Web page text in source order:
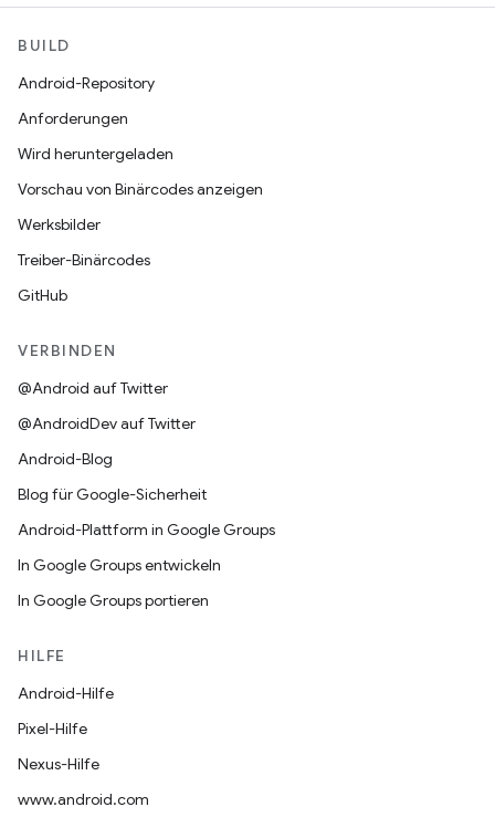
BUILD
Android-Repository
Anforderungen
Wird heruntergeladen
Vorschau von Binärcodes anzeigen
Werksbilder
Treiber-Binärcodes
GitHub
VERBINDEN
@Android auf Twitter
@AndroidDev auf Twitter
Android-Blog
Blog für Google-Sicherheit
Android-Plattform in Google Groups
In Google Groups entwickeln
In Google Groups portieren
HILFE
Android-Hilfe
Pixel-Hilfe
Nexus-Hilfe
www.android.com